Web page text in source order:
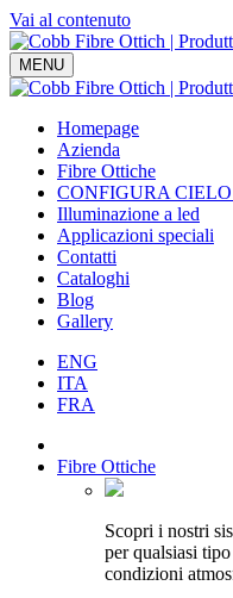
Vai al contenuto
Navigazione
principale
MENU
Homepage
Azienda
Fibre Ottiche
CONFIGURA
Illuminazione a led
Applicazioni speciali
Contatti
Cataloghi
Blog
Gallery
ENG
ITA
FRA
Fibre Ottiche
Scopri i nostri
per qualsiasi
condizioni